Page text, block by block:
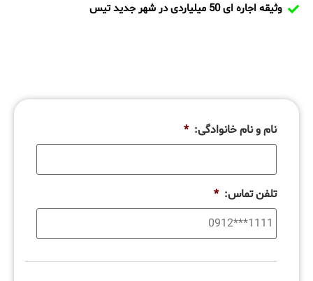
وثیقه اجاره ای 50 میلیاردی در شهر جدید تیس
نام و نام خانوادگی: *
تلفن تماس: *